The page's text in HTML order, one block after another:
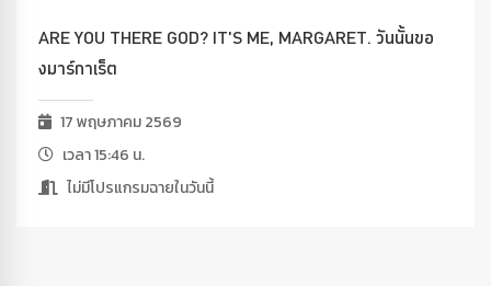
ARE YOU THERE GOD? IT'S ME, MARGARET. วันนั้นขอ
งมาร์กาเร็ต
17 พฤษภาคม 2569
เวลา 15:46 น.
ไม่มีโปรแกรมฉายในวันนี้